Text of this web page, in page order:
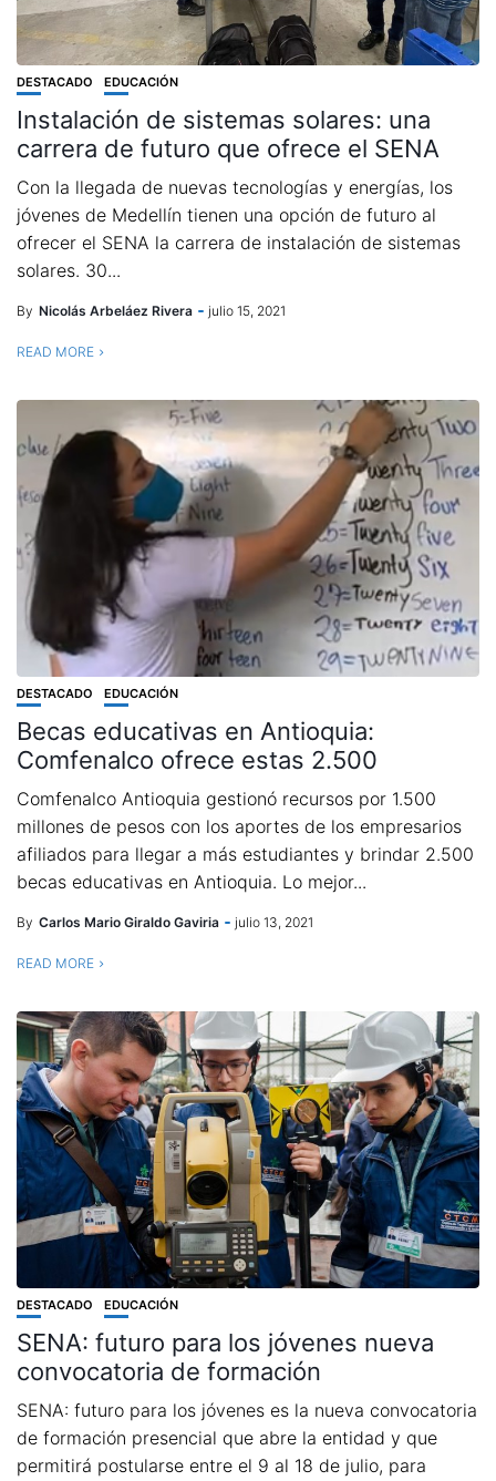
DESTACADO EDUCACIÓN
Instalación de sistemas solares: una
carrera de futuro que ofrece el SENA
Con la llegada de nuevas tecnologías y energías, los
jóvenes de Medellín tienen una opción de futuro al
ofrecer el SENA la carrera de instalación de sistemas
solares. 30...
By Nicolás Arbeláez Rivera julio 15, 2021
READ MORE
DESTACADO EDUCACIÓN
Becas educativas en Antioquia:
Comfenalco ofrece estas 2.500
Comfenalco Antioquia gestionó recursos por 1.500
millones de pesos con los aportes de los empresarios
afiliados para llegar a más estudiantes y brindar 2.500
becas educativas en Antioquia. Lo mejor...
By Carlos Mario Giraldo Gaviria julio 13, 2021
READ MORE
DESTACADO EDUCACIÓN
SENA: futuro para los jóvenes nueva
convocatoria de formación
SENA: futuro para los jóvenes es la nueva convocatoria
de formación presencial que abre la entidad y que
permitirá postularse entre el 9 al 18 de julio, para